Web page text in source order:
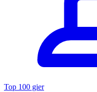
Top 100 gier